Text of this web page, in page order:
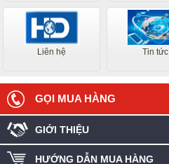
Liên hệ Tin tức
GỌI MUA HÀNG
GIỚI THIỆU
HƯỚNG DẪN MUA HÀNG